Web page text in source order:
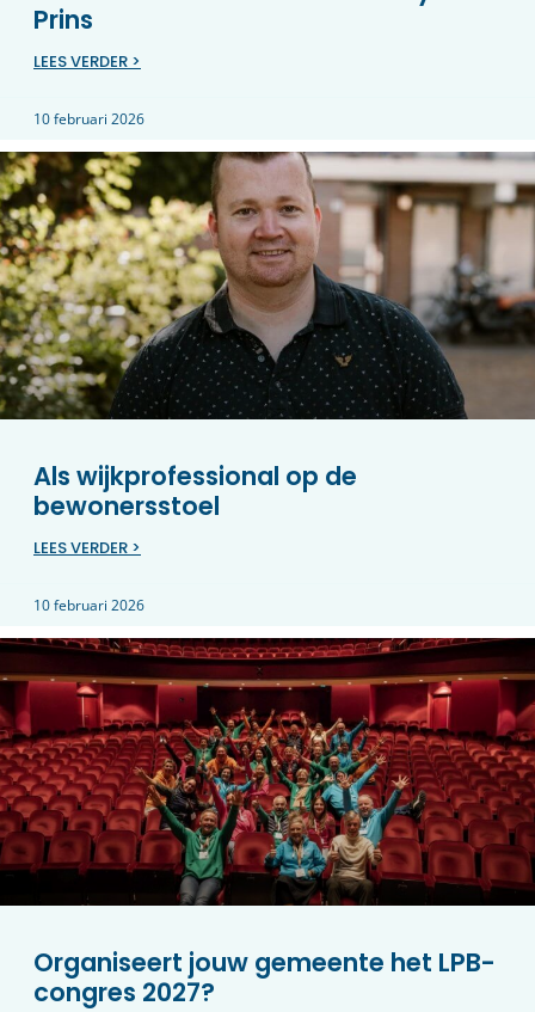
Prins
LEES VERDER >
10 februari 2026
Als wijkprofessional op de
bewonersstoel
LEES VERDER >
10 februari 2026
Organiseert jouw gemeente het LPB-
congres 2027?